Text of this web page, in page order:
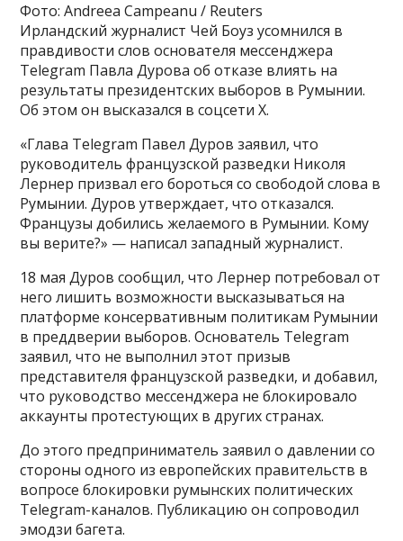
Фото: Andreea Campeanu / Reuters
Ирландский журналист Чей Боуз усомнился в
правдивости слов основателя мессенджера
Telegram Павла Дурова об отказе влиять на
результаты президентских выборов в Румынии.
Об этом он высказался в соцсети X.
«Глава Telegram Павел Дуров заявил, что
руководитель французской разведки Николя
Лернер призвал его бороться со свободой слова в
Румынии. Дуров утверждает, что отказался.
Французы добились желаемого в Румынии. Кому
вы верите?» — написал западный журналист.
18 мая Дуров сообщил, что Лернер потребовал от
него лишить возможности высказываться на
платформе консервативным политикам Румынии
в преддверии выборов. Основатель Telegram
заявил, что не выполнил этот призыв
представителя французской разведки, и добавил,
что руководство мессенджера не блокировало
аккаунты протестующих в других странах.
До этого предприниматель заявил о давлении со
стороны одного из европейских правительств в
вопросе блокировки румынских политических
Telegram-каналов. Публикацию он сопроводил
эмодзи багета.